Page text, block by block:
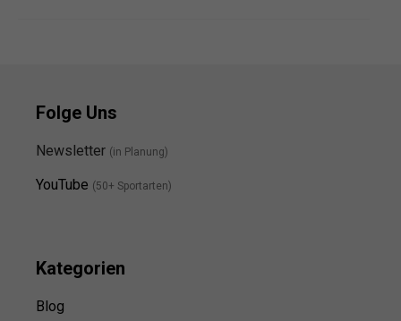
Folge Uns
Newsletter (in Planung)
YouTube (50+ Sportarten)
Kategorien
Blog